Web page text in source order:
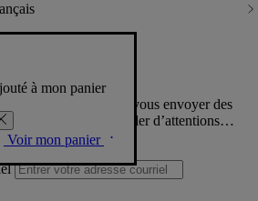
à mon panier
Voir mon panier
de la Maison, vous envoyer des
Diptyque, vous combler d’attentions…